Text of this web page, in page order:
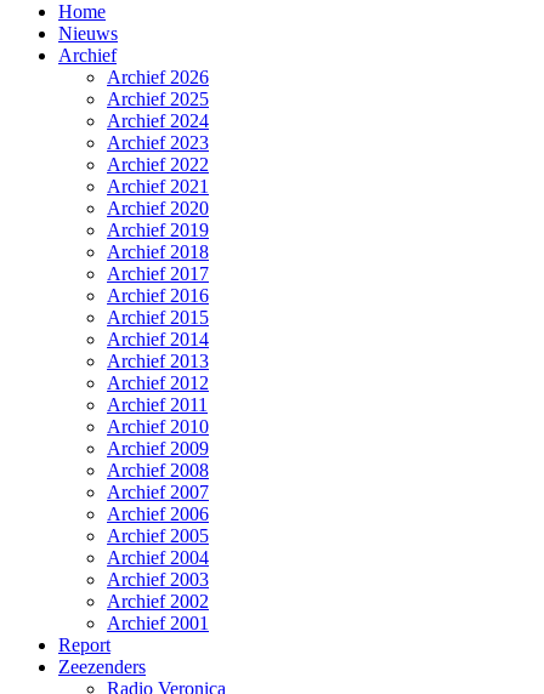
Home
Nieuws
Archief
Archief 2026
Archief 2025
Archief 2024
Archief 2023
Archief 2022
Archief 2021
Archief 2020
Archief 2019
Archief 2018
Archief 2017
Archief 2016
Archief 2015
Archief 2014
Archief 2013
Archief 2012
Archief 2011
Archief 2010
Archief 2009
Archief 2008
Archief 2007
Archief 2006
Archief 2005
Archief 2004
Archief 2003
Archief 2002
Archief 2001
Report
Zeezenders
Radio Veronica